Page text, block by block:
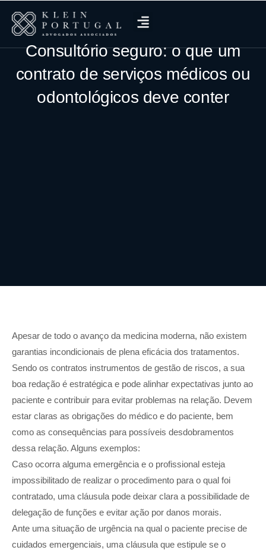
Consultório seguro: o que um
contrato de serviços médicos ou
odontológicos deve conter
Apesar de todo o avanço da medicina moderna, não existem
garantias incondicionais de plena eficácia dos tratamentos.
Sendo os contratos instrumentos de gestão de riscos, a sua
boa redação é estratégica e pode alinhar expectativas junto ao
paciente e contribuir para evitar problemas na relação. Devem
estar claras as obrigações do médico e do paciente, bem
como as consequências para possíveis desdobramentos
dessa relação. Alguns exemplos:
Caso ocorra alguma emergência e o profissional esteja
impossibilitado de realizar o procedimento para o qual foi
contratado, uma cláusula pode deixar clara a possibilidade de
delegação de funções e evitar ação por danos morais.
Ante uma situação de urgência na qual o paciente precise de
cuidados emergenciais, uma cláusula que estipule se o